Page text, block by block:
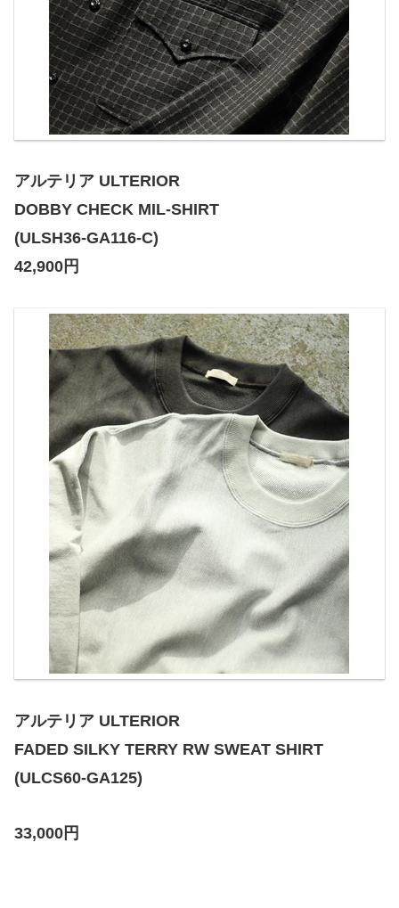
アルテリア ULTERIOR
DOBBY CHECK MIL-SHIRT
(ULSH36-GA116-C)
42,900円
アルテリア ULTERIOR
FADED SILKY TERRY RW SWEAT SHIRT
(ULCS60-GA125)
33,000円